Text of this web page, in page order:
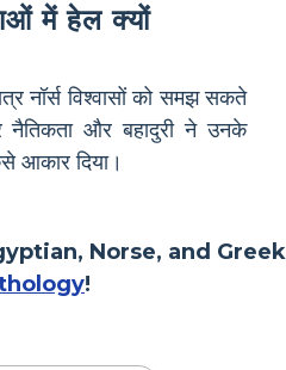
में हेल क्यों
नॉर्स विश्वासों को समझ सकते
और बहादुरी ने उनके
आकार दिया।
Norse, and Greek
!